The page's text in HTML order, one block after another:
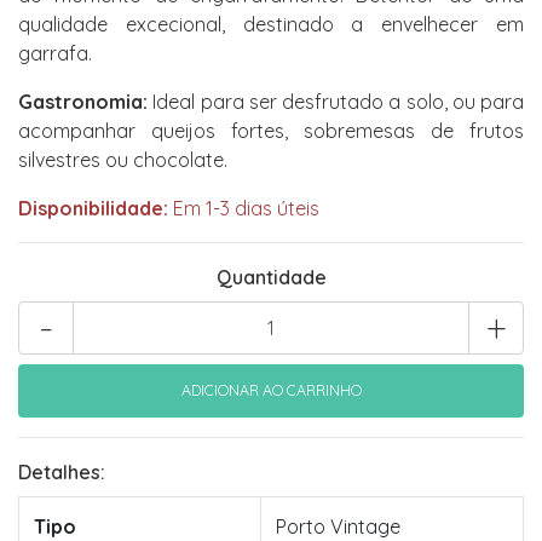
qualidade excecional, destinado a envelhecer em
garrafa.
Gastronomia: Ideal para ser desfrutado a solo, ou para
acompanhar queijos fortes, sobremesas de frutos
silvestres ou chocolate.
Disponibilidade: Em 1-3 dias úteis
Quantidade
+
-
Detalhes:
Tipo Porto Vintage